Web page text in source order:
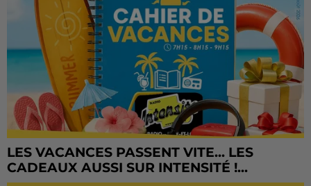
LES VACANCES PASSENT VITE... LES
CADEAUX AUSSI SUR INTENSITÉ !...